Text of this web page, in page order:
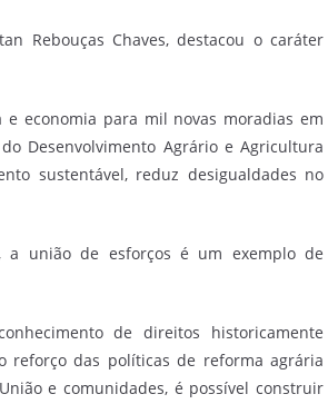
Rebouças Chaves, destacou o caráter
e economia para mil novas moradias em
Desenvolvimento Agrário e Agricultura
sustentável, reduz desigualdades no
a união de esforços é um exemplo de
de direitos historicamente
reforço das políticas de reforma agrária
e comunidades, é possível construir